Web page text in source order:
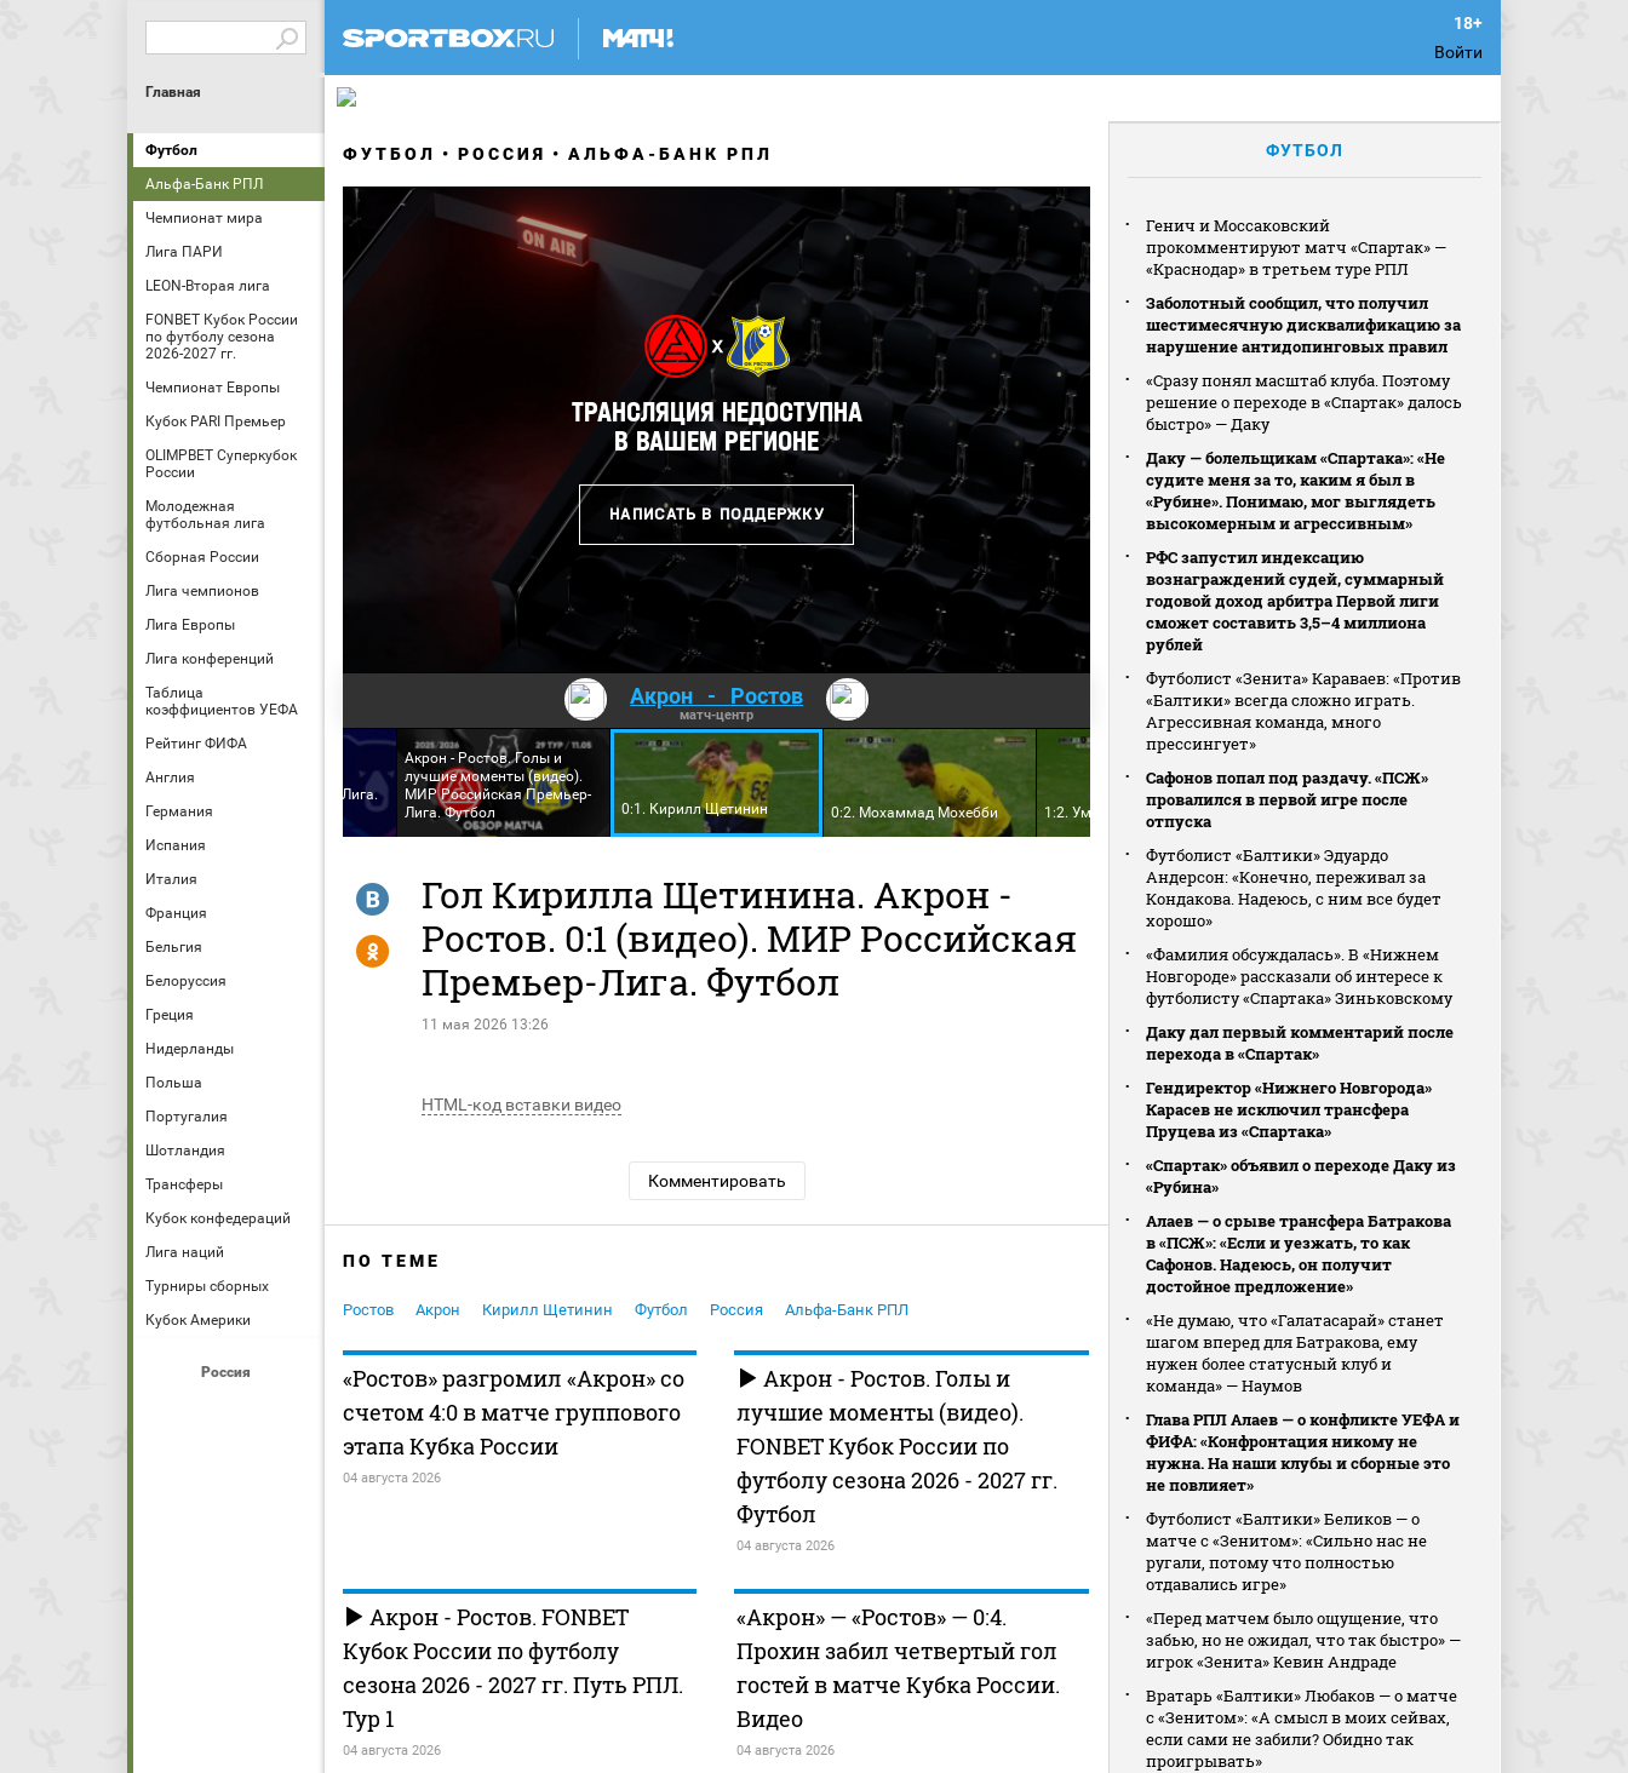
Войти
Главная
Футбол
Альфа-Банк РПЛ
Чемпионат мира
Лига ПАРИ
LEON-Вторая лига
FONBET Кубок России
по футболу сезона
2026-2027 гг.
Чемпионат Европы
Кубок PARI Премьер
OLIMPBET Суперкубок
России
Молодежная
футбольная лига
Сборная России
Лига чемпионов
Лига Европы
Лига конференций
Таблица
коэффициентов УЕФА
Рейтинг ФИФА
Англия
Германия
Испания
Италия
Франция
Бельгия
Белоруссия
Греция
Нидерланды
Польша
Португалия
Шотландия
Трансферы
Кубок конфедераций
Лига наций
Турниры сборных
Кубок Америки
Россия
ФУТБОЛ РОССИЯ АЛЬФА-БАНК РПЛ
Акрон - Ростов
матч-центр
Акрон - Ростов. МИР
Российская Премьер-Лига.
Тур 29
Акрон - Ростов. Голы и
лучшие моменты (видео).
МИР Российская Премьер-
Лига. Футбол
0:1. Кирилл Щетинин 0:2. Мохаммад Мохебби 1:2. Умар Сако 1:3. Виктор Мелёхин
Гол Кирилла Щетинина. Акрон -
Ростов. 0:1 (видео). МИР Российская
Премьер-Лига. Футбол
11 мая 2026 13:26
R
Y
HTML-код вставки видео
Комментировать
ПО ТЕМЕ
Ростов Акрон Кирилл Щетинин Футбол Россия Альфа-Банк РПЛ
«Ростов» разгромил «Акрон» со
счетом 4:0 в матче группового
этапа Кубка России
04 августа 2026
Акрон - Ростов. Голы и
лучшие моменты (видео).
FONBET Кубок России по
футболу сезона 2026 - 2027 гг.
Футбол
04 августа 2026
Акрон - Ростов. FONBET
Кубок России по футболу
сезона 2026 - 2027 гг. Путь РПЛ.
Тур 1
04 августа 2026
«Акрон» — «Ростов» — 0:4.
Прохин забил четвертый гол
гостей в матче Кубка России.
Видео
04 августа 2026
ФУТБОЛ
Генич и Моссаковский
прокомментируют матч «Спартак» —
«Краснодар» в третьем туре РПЛ
Заболотный сообщил, что получил
шестимесячную дисквалификацию за
нарушение антидопинговых правил
«Сразу понял масштаб клуба. Поэтому
решение о переходе в «Спартак» далось
быстро» — Даку
Даку — болельщикам «Спартака»: «Не
судите меня за то, каким я был в
«Рубине». Понимаю, мог выглядеть
высокомерным и агрессивным»
РФС запустил индексацию
вознаграждений судей, суммарный
годовой доход арбитра Первой лиги
сможет составить 3,5–4 миллиона
рублей
Футболист «Зенита» Караваев: «Против
«Балтики» всегда сложно играть.
Агрессивная команда, много
прессингует»
Сафонов попал под раздачу. «ПСЖ»
провалился в первой игре после
отпуска
Футболист «Балтики» Эдуардо
Андерсон: «Конечно, переживал за
Кондакова. Надеюсь, с ним все будет
хорошо»
«Фамилия обсуждалась». В «Нижнем
Новгороде» рассказали об интересе к
футболисту «Спартака» Зиньковскому
Даку дал первый комментарий после
перехода в «Спартак»
Гендиректор «Нижнего Новгорода»
Карасев не исключил трансфера
Пруцева из «Спартака»
«Спартак» объявил о переходе Даку из
«Рубина»
Алаев — о срыве трансфера Батракова
в «ПСЖ»: «Если и уезжать, то как
Сафонов. Надеюсь, он получит
достойное предложение»
«Не думаю, что «Галатасарай» станет
шагом вперед для Батракова, ему
нужен более статусный клуб и
команда» — Наумов
Глава РПЛ Алаев — о конфликте УЕФА и
ФИФА: «Конфронтация никому не
нужна. На наши клубы и сборные это
не повлияет»
Футболист «Балтики» Беликов — о
матче с «Зенитом»: «Сильно нас не
ругали, потому что полностью
отдавались игре»
«Перед матчем было ощущение, что
забью, но не ожидал, что так быстро» —
игрок «Зенита» Кевин Андраде
Вратарь «Балтики» Любаков — о матче
с «Зенитом»: «А смысл в моих сейвах,
если сами не забили? Обидно так
проигрывать»